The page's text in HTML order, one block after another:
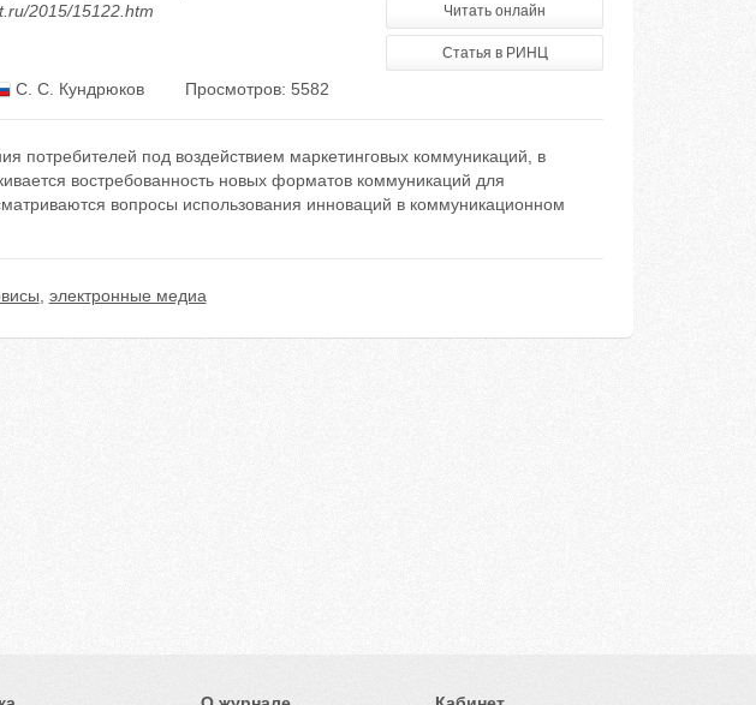
2015/15122.htm
Читать онлайн
Статья в РИНЦ
С. С. Кундрюков Просмотров: 5582
потребителей под воздействием маркетинговых коммуникаций, в
востребованность новых форматов коммуникаций для
вопросы использования инноваций в коммуникационном
электронные медиа